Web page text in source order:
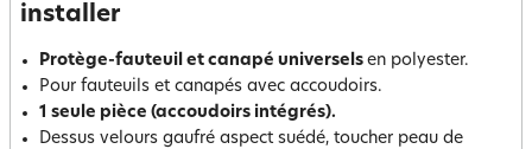
installer
Protège-fauteuil et canapé universels en polyester.
Pour fauteuils et canapés avec accoudoirs.
1 seule pièce (accoudoirs intégrés).
Dessus velours gaufré aspect suédé, toucher peau de